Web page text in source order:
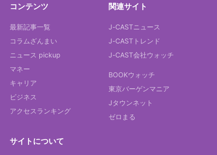
コンテンツ
最新記事一覧
コラムざんまい
ニュース pickup
マネー
キャリア
ビジネス
アクセスランキング
関連サイト
J-CASTニュース
J-CASTトレンド
J-CAST会社ウォッチ
BOOKウォッチ
東京バーゲンマニア
Jタウンネット
ゼロまる
サイトについて